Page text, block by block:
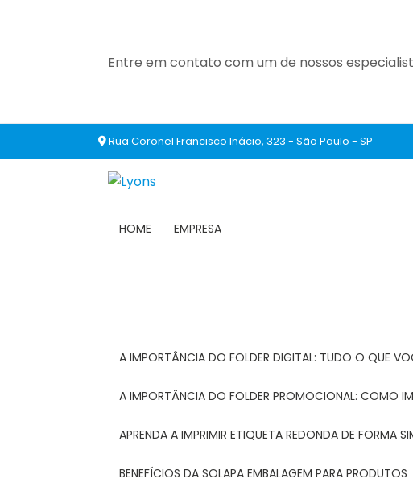
Entre em contato com um de nossos
Rua Coronel Francisco Inácio, 323 - São Paulo - SP
HOME EMPRESA
A IMPORTÂNCIA DO FOLDER DIGITAL: TUDO O QUE
A IMPORTÂNCIA DO FOLDER PROMOCIONAL: COMO
APRENDA A IMPRIMIR ETIQUETA REDONDA DE FORMA
BENEFÍCIOS DA SOLAPA EMBALAGEM PARA PRODUTOS